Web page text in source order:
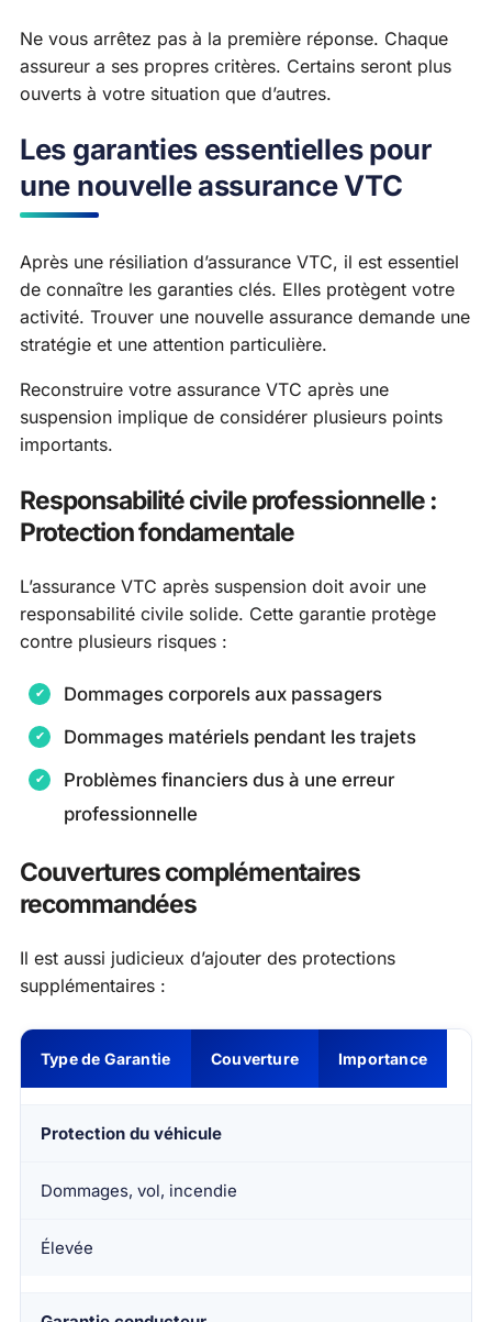
Ne vous arrêtez pas à la première réponse. Chaque
assureur a ses propres critères. Certains seront plus
ouverts à votre situation que d’autres.
Les garanties essentielles pour
une nouvelle assurance VTC
Après une résiliation d’assurance VTC, il est essentiel
de connaître les garanties clés. Elles protègent votre
activité. Trouver une nouvelle assurance demande une
stratégie et une attention particulière.
Reconstruire votre assurance VTC après une
suspension implique de considérer plusieurs points
importants.
Responsabilité civile professionnelle :
Protection fondamentale
L’assurance VTC après suspension doit avoir une
responsabilité civile solide. Cette garantie protège
contre plusieurs risques :
Dommages corporels aux passagers
Dommages matériels pendant les trajets
Problèmes financiers dus à une erreur
professionnelle
Couvertures complémentaires
recommandées
Il est aussi judicieux d’ajouter des protections
supplémentaires :
Type de Garantie Couverture Importance
Protection du véhicule
Dommages, vol, incendie
Élevée